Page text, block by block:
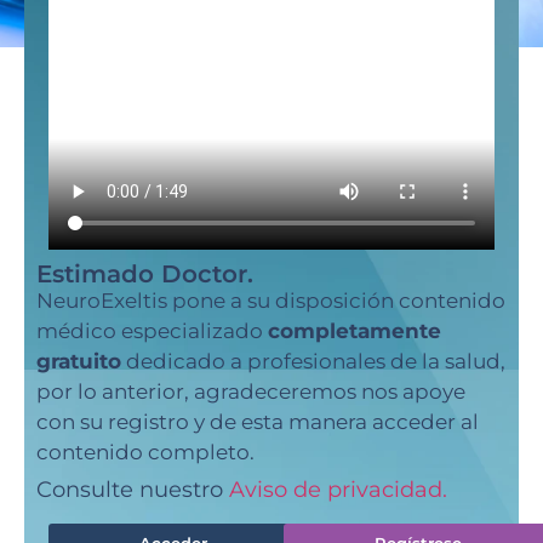
Estimado Doctor.
NeuroExeltis pone a su disposición contenido
médico especializado completamente
gratuito dedicado a profesionales de la salud,
por lo anterior, agradeceremos nos apoye
con su registro y de esta manera acceder al
contenido completo.
Consulte nuestro Aviso de privacidad.